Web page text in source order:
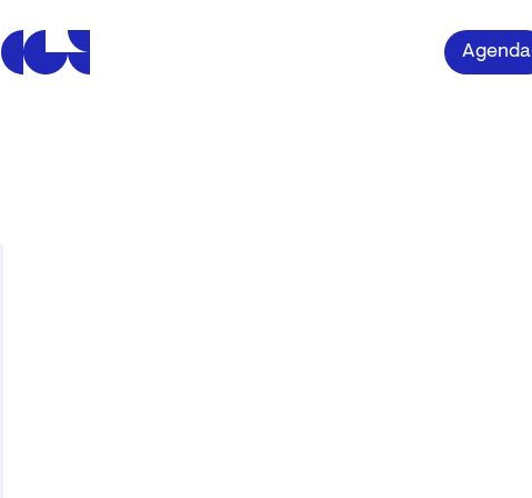
Centre de la Gravure et de l'Image impriméeAgenda